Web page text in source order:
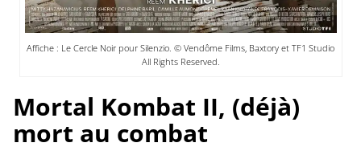
Affiche : Le Cercle Noir pour Silenzio. © Vendôme Films, Baxtory et TF1 Studio
All Rights Reserved.
Mortal Kombat II, (déjà)
mort au combat